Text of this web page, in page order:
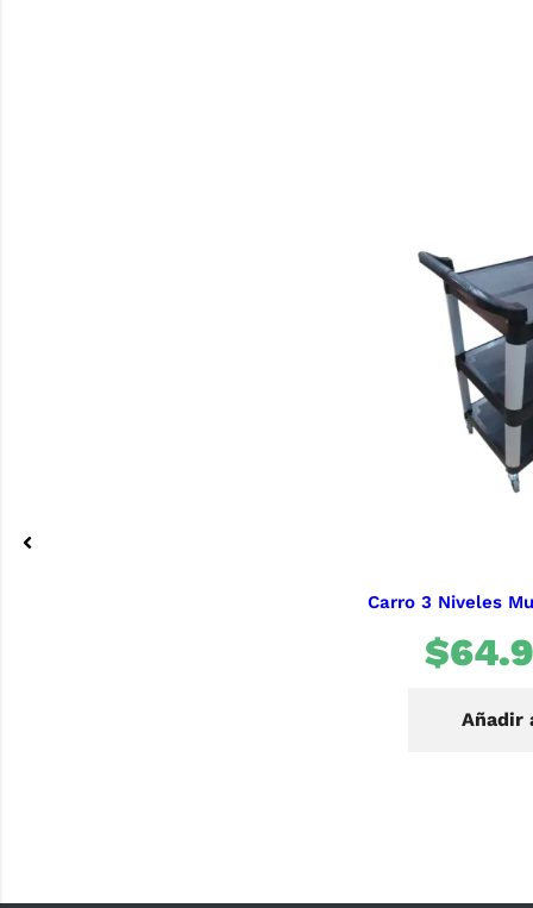
Carro 3 Niveles
$
Añadir